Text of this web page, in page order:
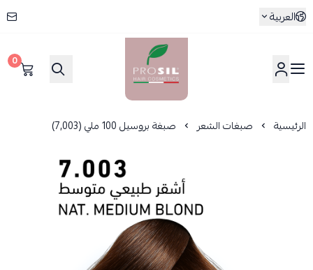
العربية
بروسيل
0
الرئيسية صبغات الشعر صبغة بروسيل 100 ملي (7,003)